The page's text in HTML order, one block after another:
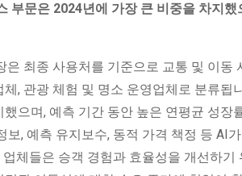
부문은 2024년에 가장 큰 비중을 차지
은 최종 사용처를 기준으로 교통 및 이
, 관광 체험 및 명소 운영업체로 분류
으며, 예측 기간 동안 높은 연평균 성장
보, 예측 유지보수, 동적 가격 책정 등 AI
업체들은 승객 경험과 효율성을 개선하